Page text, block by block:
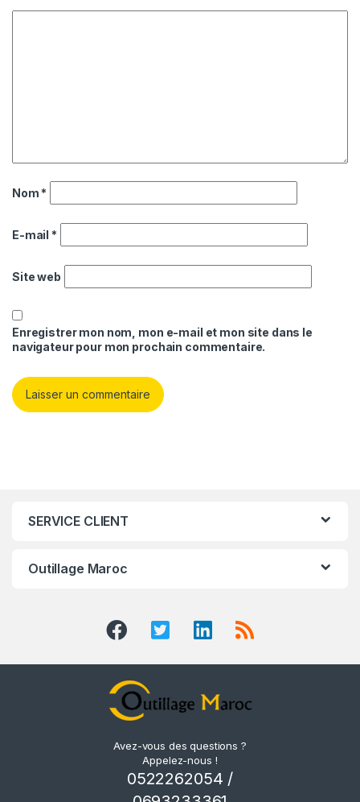
Nom *
E-mail *
Site web
Enregistrer mon nom, mon e-mail et mon site dans le
navigateur pour mon prochain commentaire.
SERVICE CLIENT
Outillage Maroc
Avez-vous des questions ?
Appelez-nous !
0522262054 /